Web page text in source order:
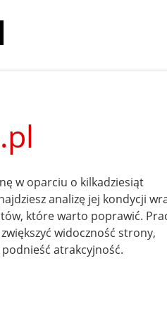
w oparciu o kilkadziesiąt
analizę jej kondycji
które warto poprawić.
widoczność strony,
atrakcyjność.